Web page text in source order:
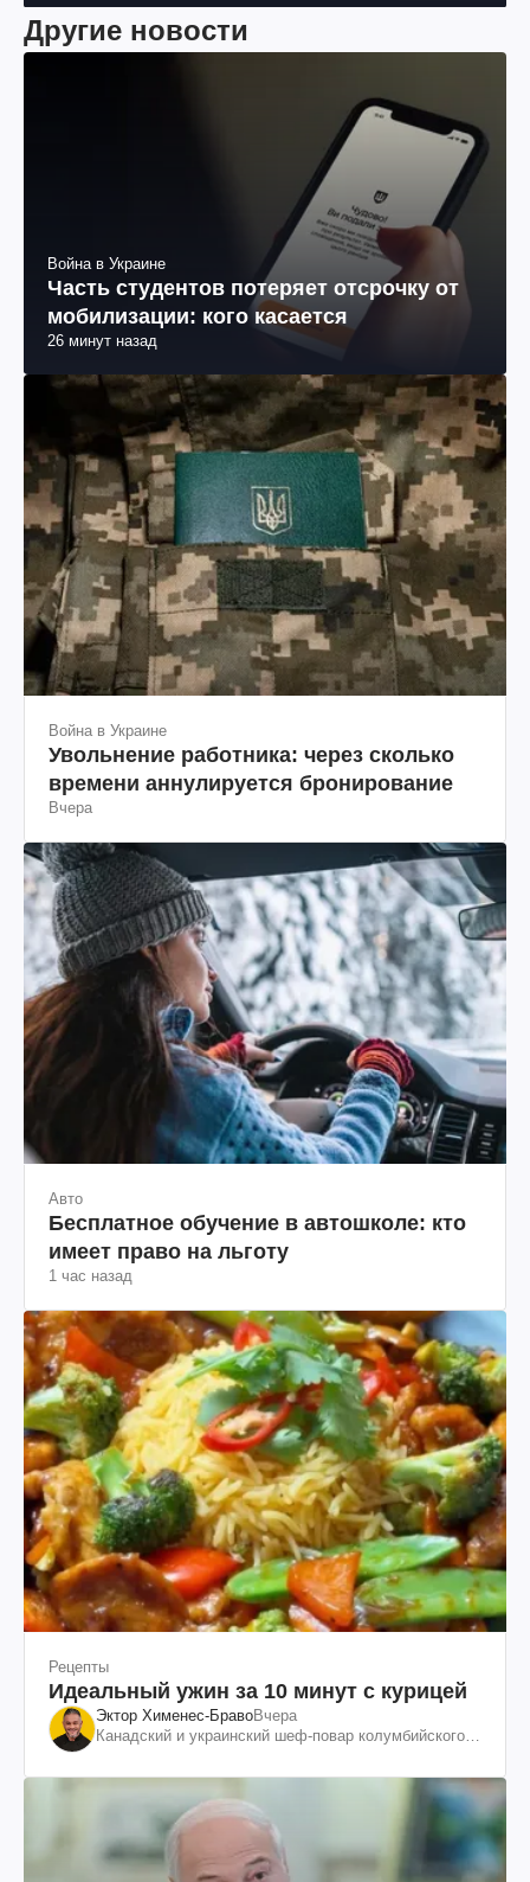
Другие новости
Война в Украине
Часть студентов потеряет отсрочку от
мобилизации: кого касается
26 минут назад
Война в Украине
Увольнение работника: через сколько
времени аннулируется бронирование
Вчера
Авто
Бесплатное обучение в автошколе: кто
имеет право на льготу
1 час назад
Рецепты
Идеальный ужин за 10 минут с курицей
Эктор Хименес-БравоВчера
Канадский и украинский шеф-повар колумбийского